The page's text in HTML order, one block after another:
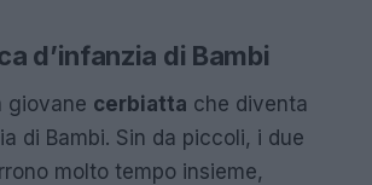
d’infanzia di Bambi
giovane cerbiatta che diventa
di Bambi. Sin da piccoli, i due
molto tempo insieme,